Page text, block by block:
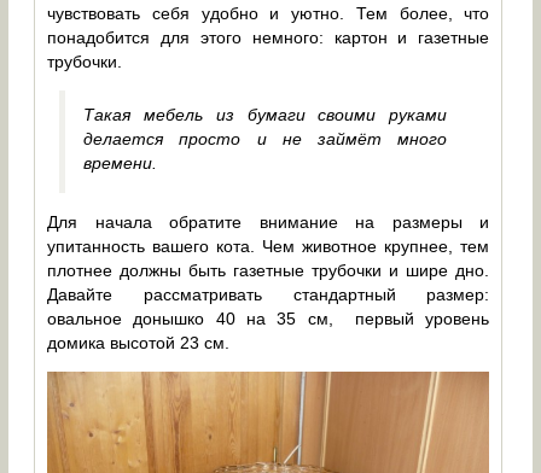
чувствовать себя удобно и уютно. Тем более, что
понадобится для этого немного: картон и газетные
трубочки.
Такая мебель из бумаги своими руками
делается просто и не займёт много
времени.
Для начала обратите внимание на размеры и
упитанность вашего кота. Чем животное крупнее, тем
плотнее должны быть газетные трубочки и шире дно.
Давайте рассматривать стандартный размер:
овальное донышко 40 на 35 см, первый уровень
домика высотой 23 см.